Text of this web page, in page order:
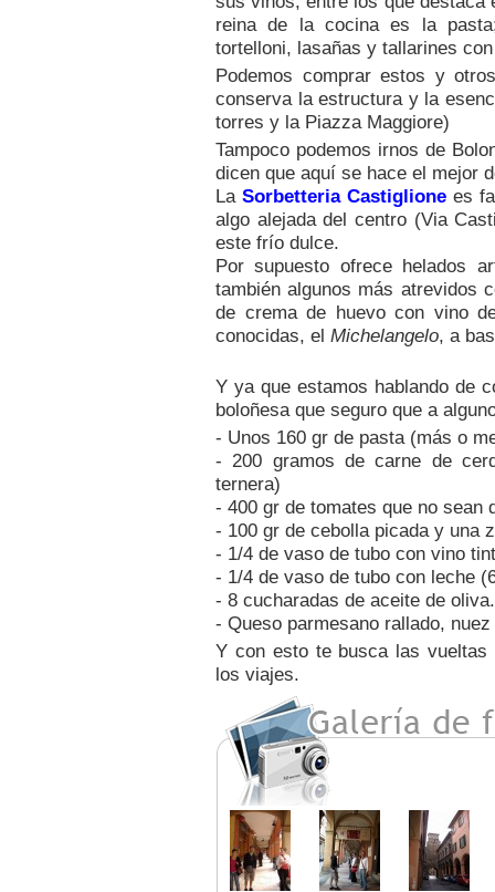
reina de la cocina es la
tortelloni, lasañas y tallarines
Podemos comprar estos y
conserva la estructura y la
torres y la Piazza Maggiore)
Tampoco podemos irnos de
dicen que aquí se hace el mejor
La Sorbetteria Castiglionees
algo alejada del centro (Via
este frío dulce.
Por supuesto ofrece helados
también algunos más atrevidos
de crema de huevo con vino
conocidas, el Michelangelo, a
Y ya que estamos hablando de
boloñesa que seguro que a
- Unos 160 gr de pasta (más o
- 200 gramos de carne de
ternera)
- 400 gr de tomates que no sean
- 100 gr de cebolla picada y una
- 1/4 de vaso de tubo con vino
- 1/4 de vaso de tubo con leche
- 8 cucharadas de aceite de oliva.
- Queso parmesano rallado,
Y con esto te busca las
los viajes.